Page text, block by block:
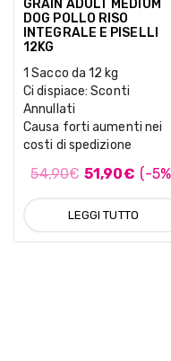
GRAIN ADULT MEDIUM
DOG POLLO RISO
INTEGRALE E PISELLI
12KG
1 Sacco da 12 kg
Ci dispiace: Sconti
Annullati
Causa forti aumenti nei
costi di spedizione
54,90€ 51,90€ (-
LEGGI TUTTO